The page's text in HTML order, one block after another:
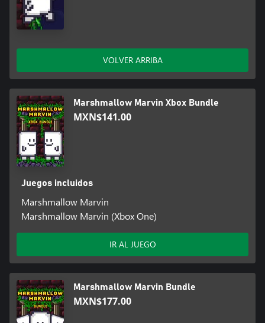
VOLVER ARRIBA
Marshmallow Marvin Xbox Bundle
MXN$141.00
Juegos incluidos
Marshmallow Marvin
Marshmallow Marvin (Xbox One)
IR AL JUEGO
Marshmallow Marvin Bundle
MXN$177.00